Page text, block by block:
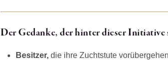
Der Gedanke, der hinter dieser Initiative
Besitzer, die ihre Zuchtstute